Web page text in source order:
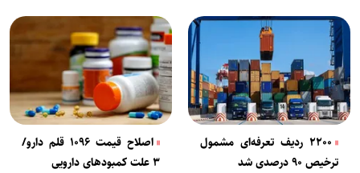
۲۲۰۰ ردیف تعرفه‌ای مشمول
ترخیص ۹۰ درصدی شد
اصلاح قیمت ۱۰۹۶ قلم دارو/
۳ علت کمبودهای دارویی